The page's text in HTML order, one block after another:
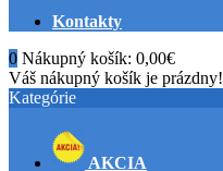
Kontakty
0 Nákupný košík: 0,00€
Váš nákupný košík je prázdny!
Kategórie
AKCIA